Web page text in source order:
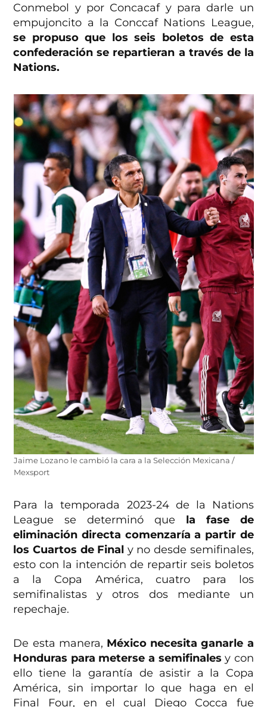
Conmebol y por Concacaf y para darle un
empujoncito a la Conccaf Nations League,
se propuso que los seis boletos de esta
confederación se repartieran a través de la
Nations.
Jaime Lozano le cambió la cara a la Selección Mexicana /
Mexsport
Para la temporada 2023-24 de la Nations
League se determinó que la fase de
eliminación directa comenzaría a partir de
los Cuartos de Final y no desde semifinales,
esto con la intención de repartir seis boletos
a la Copa América, cuatro para los
semifinalistas y otros dos mediante un
repechaje.
De esta manera, México necesita ganarle a
Honduras para meterse a semifinales y con
ello tiene la garantía de asistir a la Copa
América, sin importar lo que haga en el
Final Four, en el cual Diego Cocca fue